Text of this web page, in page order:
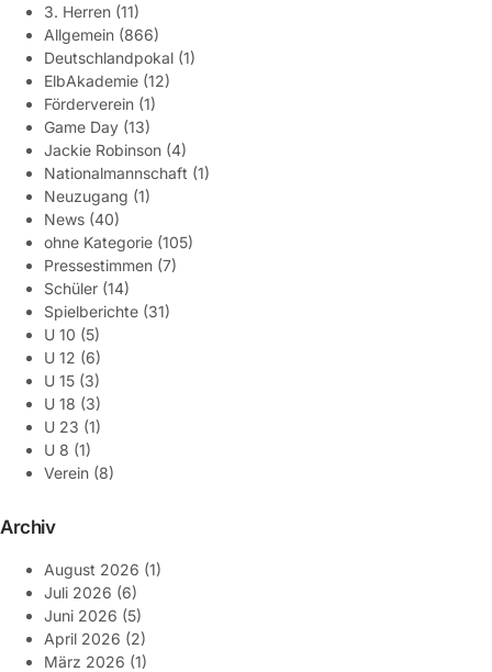
3. Herren (11)
Allgemein (866)
Deutschlandpokal (1)
ElbAkademie (12)
Förderverein (1)
Game Day (13)
Jackie Robinson (4)
Nationalmannschaft (1)
Neuzugang (1)
News (40)
ohne Kategorie (105)
Pressestimmen (7)
Schüler (14)
Spielberichte (31)
U 10 (5)
U 12 (6)
U 15 (3)
U 18 (3)
U 23 (1)
U 8 (1)
Verein (8)
Archiv
August 2026 (1)
Juli 2026 (6)
Juni 2026 (5)
April 2026 (2)
März 2026 (1)